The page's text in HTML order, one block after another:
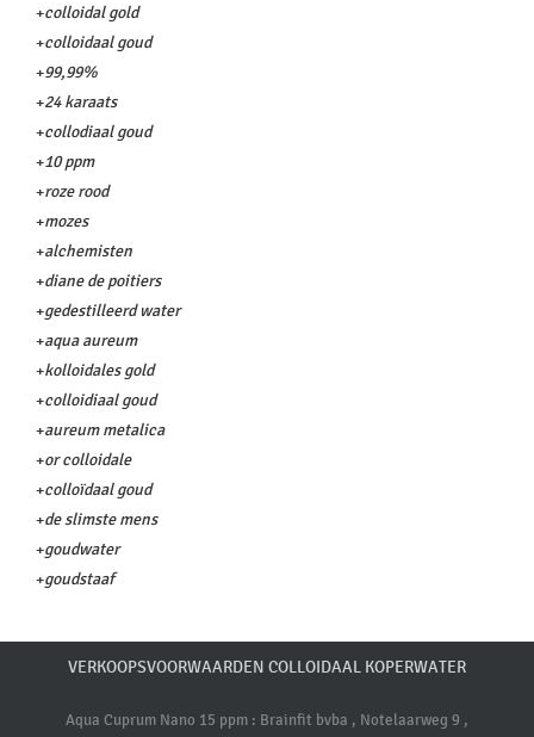
+colloidal gold
+colloidaal goud
+99,99%
+24 karaats
+collodiaal goud
+10 ppm
+roze rood
+mozes
+alchemisten
+diane de poitiers
+gedestilleerd water
+aqua aureum
+kolloidales gold
+colloidiaal goud
+aureum metalica
+or colloidale
+colloïdaal goud
+de slimste mens
+goudwater
+goudstaaf
VERKOOPSVOORWAARDEN COLLOIDAAL KOPERWATER
Aqua Cuprum Nano 15 ppm : Brainfit bvba , Notelaarweg 9 ,